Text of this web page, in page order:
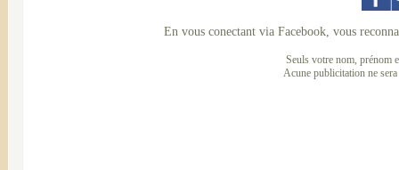
En vous conectant via Facebook, vous
Seuls votre nom, prénom
Acune publicitation ne